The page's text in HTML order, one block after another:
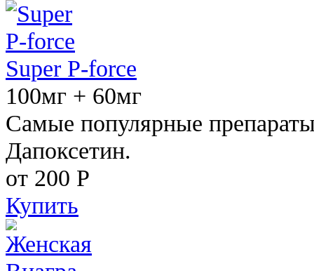
Super P-force
100мг + 60мг
Самые популярные
Дапоксетин.
от 200 Р
Купить